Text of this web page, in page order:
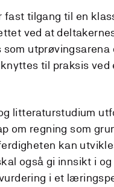
fast tilgang til en
ved at
utprøvingsarena
til praksis ved
litteraturstudium
om regning som
kan
også gi innsikt i
i et